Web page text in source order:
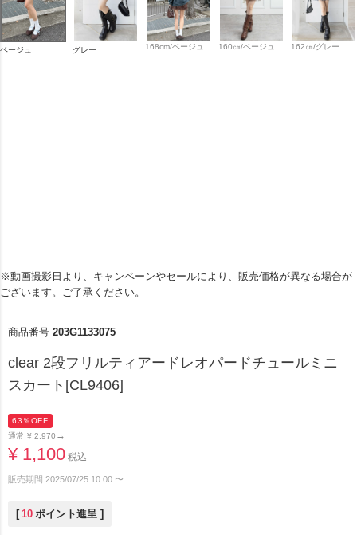
ベージュ グレー 168cm/ベージュ 160㎝/ベージュ 162㎝/グレー
※動画撮影日より、キャンペーンやセールにより、販売価格が異なる場合が
ございます。ご了承ください。
商品番号 203G1133075
clear 2段フリルティアードレオパードチュールミニ
スカート[CL9406]
63％OFF
通常 ¥ 2,970 →
¥ 1,100 税込
販売期間 2025/07/25 10:00 〜
[ 10 ポイント進呈 ]